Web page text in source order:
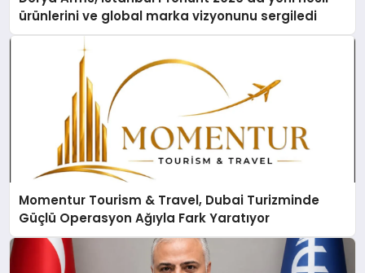
ürünlerini ve global marka vizyonunu sergiledi
Momentur Tourism & Travel, Dubai Turizminde
Güçlü Operasyon Ağıyla Fark Yaratıyor